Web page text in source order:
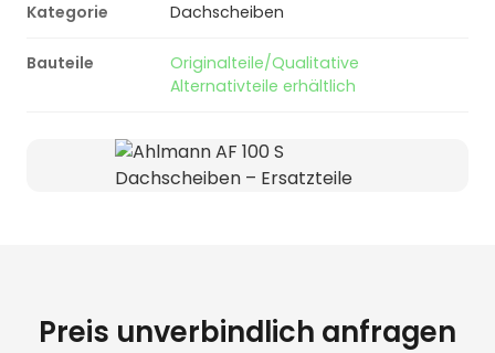
Kategorie Dachscheiben
Bauteile
Originalteile/Qualitative
Alternativteile erhältlich
Preis unverbindlich anfragen